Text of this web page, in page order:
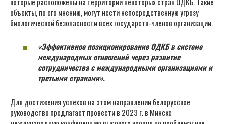
объекты, по его мнению, могут нести непосредственную угрозу
биологической безопасности всех государств-членов организации.
«Эффективное позиционирование ОДКБ в системе
международных отношений через развитие
сотрудничества с международными организациями и
третьими странами».
Для достижения успехов на этом направлении белорусское
руководство предлагает провести в 2023 г. в Минске